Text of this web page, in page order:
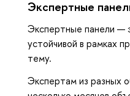
Экспертные
Экспертные панели —
устойчивой в рамках
тему.
Экспертам из разных